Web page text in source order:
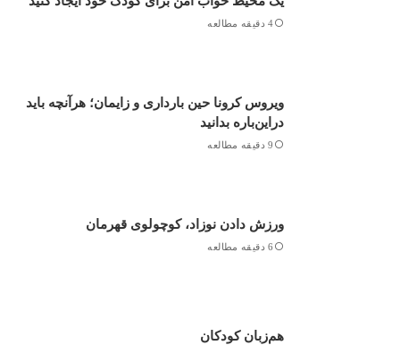
4 دقیقه مطالعه
ویروس کرونا حین بارداری و زایمان؛ هرآنچه باید
دراین‌باره بدانید
9 دقیقه مطالعه
ورزش دادن نوزاد، کوچولوی قهرمان
6 دقیقه مطالعه
هم‌زبان کودکان